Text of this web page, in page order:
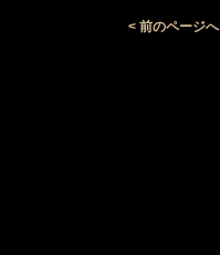
< 前のページへ